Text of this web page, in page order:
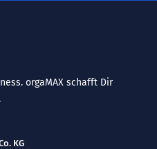
orgaMAX schafft Dir
KG